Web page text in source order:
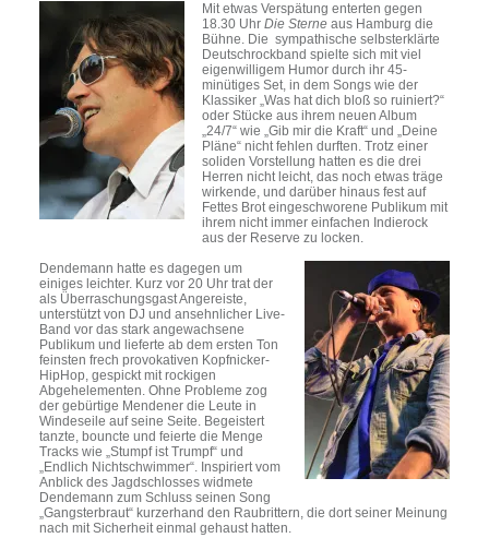
Mit etwas Verspätung enterten gegen
18.30 Uhr Die Sterneaus Hamburg die
Bühne. Die sympathische selbsterklärte
Deutschrockband spielte sich mit viel
eigenwilligem Humor durch ihr 45-
minütiges Set, in dem Songs wie der
Klassiker „Was hat dich bloß so ruiniert?“
oder Stücke aus ihrem neuen Album
„24/7“ wie „Gib mir die Kraft“ und „Deine
Pläne“ nicht fehlen durften. Trotz einer
soliden Vorstellung hatten es die drei
Herren nicht leicht, das noch etwas träge
wirkende, und darüber hinaus fest auf
Fettes Brot eingeschworene Publikum mit
ihrem nicht immer einfachen Indierock
aus der Reserve zu locken.
Dendemann hatte es dagegen um
einiges leichter. Kurz vor 20 Uhr trat der
als Überraschungsgast Angereiste,
unterstützt von DJ und ansehnlicher Live-
Band vor das stark angewachsene
Publikum und lieferte ab dem ersten Ton
feinsten frech provokativen Kopfnicker-
HipHop, gespickt mit rockigen
Abgehelementen. Ohne Probleme zog
der gebürtige Mendener die Leute in
Windeseile auf seine Seite. Begeistert
tanzte, bouncte und feierte die Menge
Tracks wie „Stumpf ist Trumpf“ und
„Endlich Nichtschwimmer“. Inspiriert vom
Anblick des Jagdschlosses widmete
Dendemann zum Schluss seinen Song
„Gangsterbraut“ kurzerhand den Raubrittern, die dort seiner Meinung
nach mit Sicherheit einmal gehaust hatten.